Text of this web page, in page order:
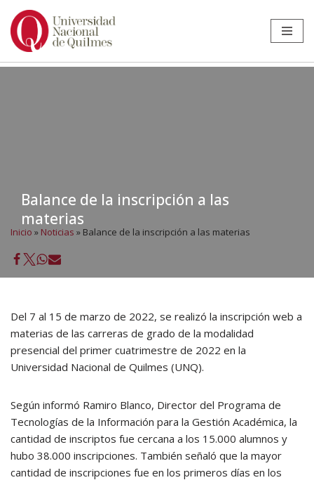
Ir
Balance de la inscripción a las
materias
Inicio » Noticias » Balance de la inscripción a las materias
Del 7 al 15 de marzo de 2022, se realizó la inscripción web a
materias de las carreras de grado de la modalidad
presencial del primer cuatrimestre de 2022 en la
Universidad Nacional de Quilmes (UNQ).
Según informó Ramiro Blanco, Director del Programa de
Tecnologías de la Información para la Gestión Académica, la
cantidad de inscriptos fue cercana a los 15.000 alumnos y
hubo 38.000 inscripciones. También señaló que la mayor
cantidad de inscripciones fue en los primeros días en los